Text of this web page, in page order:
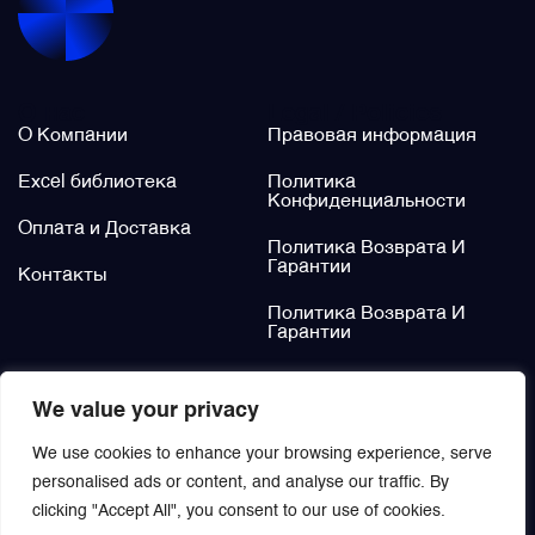
We value your privacy
We use cookies to enhance your browsing experience, serve
personalised ads or content, and analyse our traffic. By
clicking "Accept All", you consent to our use of cookies.
О Компании
Excel библиотека
Оплата и Доставка
Контакты
Правовая информация
Политика
Конфиденциальности
Политика Возврата И
Гарантии
Политика Возврата И
Гарантии
Щётки (угольные щётки)